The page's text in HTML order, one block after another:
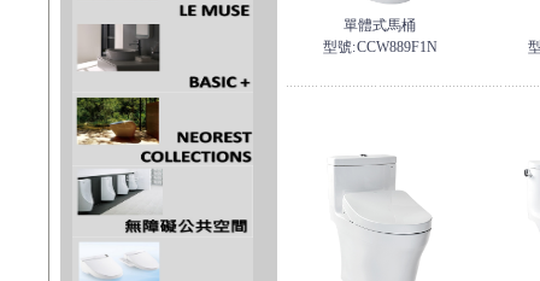
單體式馬桶
型號:CCW889F1N